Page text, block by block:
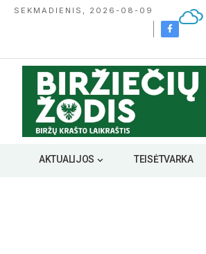
SEKMADIENIS, 2026-08-09
AKTUALIJOS TEISĖTVARKA